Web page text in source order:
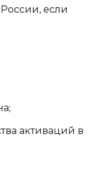
если
активаций в